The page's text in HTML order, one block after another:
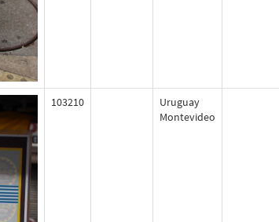
103210
Uruguay
Montevideo